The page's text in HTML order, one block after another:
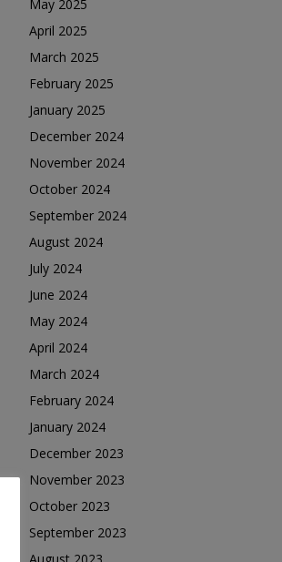
May 2025
April 2025
March 2025
February 2025
January 2025
December 2024
November 2024
October 2024
September 2024
August 2024
July 2024
June 2024
May 2024
April 2024
March 2024
February 2024
January 2024
December 2023
November 2023
October 2023
September 2023